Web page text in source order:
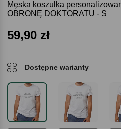
Męska koszulka
OBRONĘ DOKTORATU - S
59,90 zł
Dostępne warianty